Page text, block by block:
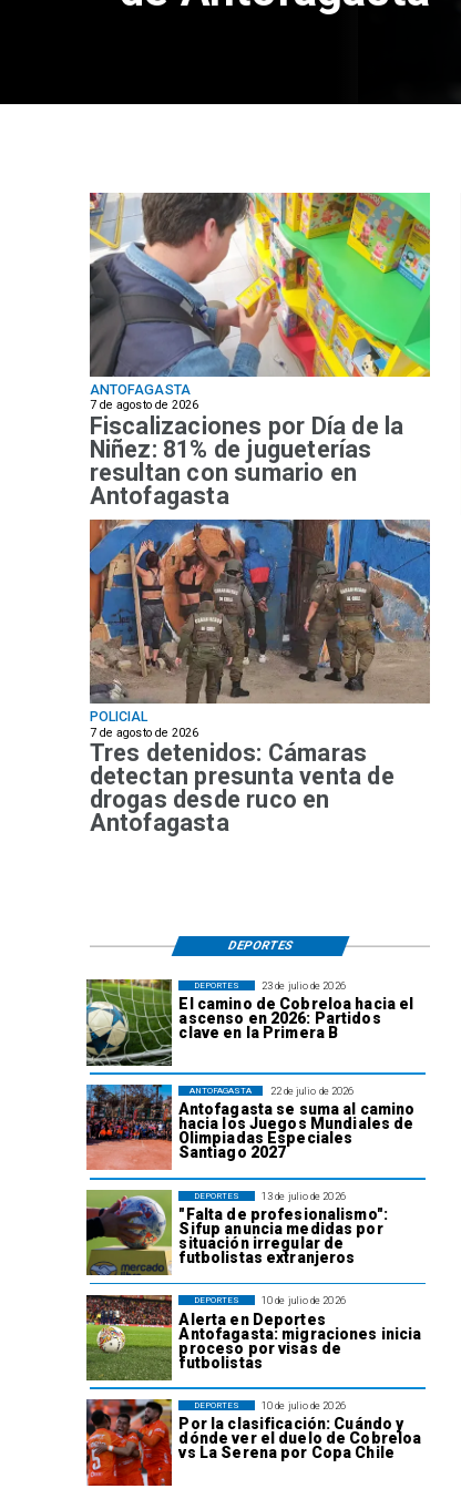
ANTOFAGASTA
7 de agosto de 2026
Fiscalizaciones por Día de la
Niñez: 81% de jugueterías
resultan con sumario en
Antofagasta
POLICIAL
7 de agosto de 2026
Tres detenidos: Cámaras
detectan presunta venta de
drogas desde ruco en
Antofagasta
23 de julio de 2026
El camino de Cobreloa hacia el
ascenso en 2026: Partidos
clave en la Primera B
DEPORTES
22 de julio de 2026
Antofagasta se suma al camino
hacia los Juegos Mundiales de
Olimpiadas Especiales
Santiago 2027
ANTOFAGASTA
13 de julio de 2026
"Falta de profesionalismo":
Sifup anuncia medidas por
situación irregular de
futbolistas extranjeros
DEPORTES
10 de julio de 2026
Alerta en Deportes
Antofagasta: migraciones inicia
proceso por visas de
futbolistas
DEPORTES
10 de julio de 2026
Por la clasificación: Cuándo y
dónde ver el duelo de Cobreloa
vs La Serena por Copa Chile
DEPORTES
DEPORTES